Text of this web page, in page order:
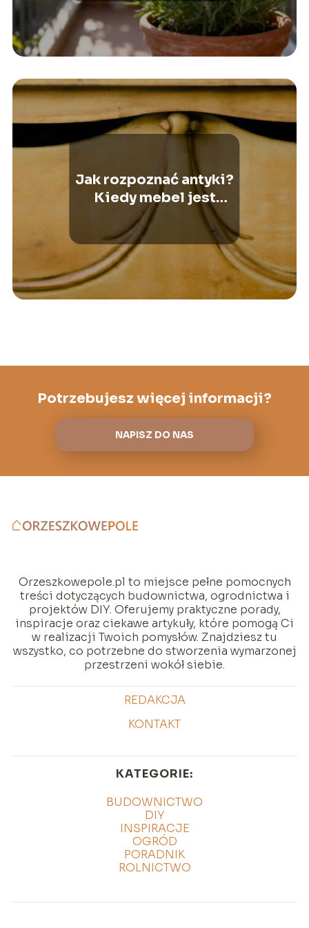
Jak rozpoznać antyki?
Kiedy mebel jest
antykiem
Potrzebujesz więcej informacji?
NAPISZ DO NAS
Orzeszkowepole.pl to miejsce pełne pomocnych
treści dotyczących budownictwa, ogrodnictwa i
projektów DIY. Oferujemy praktyczne porady,
inspiracje oraz ciekawe artykuły, które pomogą Ci
w realizacji Twoich pomysłów. Znajdziesz tu
wszystko, co potrzebne do stworzenia wymarzonej
przestrzeni wokół siebie.
REDAKCJA
KONTAKT
KATEGORIE:
BUDOWNICTWO
DIY
INSPIRACJE
OGRÓD
PORADNIK
ROLNICTWO